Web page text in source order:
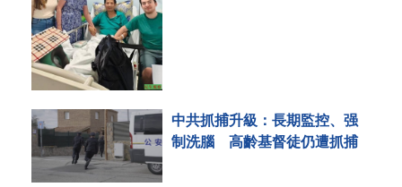
中共抓捕升級：長期監控、强
制洗腦 高齡基督徒仍遭抓捕